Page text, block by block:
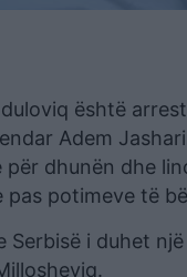
është
Adem
dhunën dhe
potimeve të
Serbisë i duhet